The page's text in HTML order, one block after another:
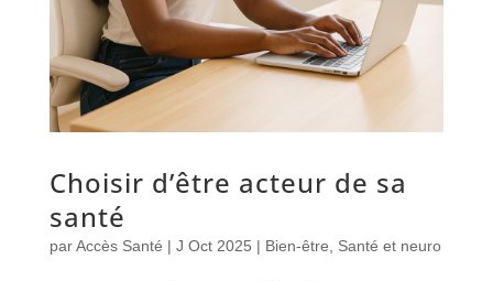
Choisir d’être acteur de sa
santé
parAccès Santé | J Oct 2025 | Bien-être, Santé et neuro